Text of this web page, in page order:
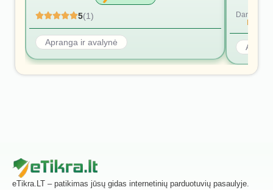
5(1)
Apranga ir avalynė
Dar nėra
eTikra.LT – patikimas jūsų gidas internetinių parduotuvių pasaulyje.